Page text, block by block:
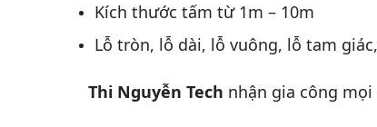
Kích thước tấm từ 1m – 10m
Lỗ tròn, lỗ dài, lỗ vuông, lỗ tam
Thi Nguyễn Tech nhận gia công